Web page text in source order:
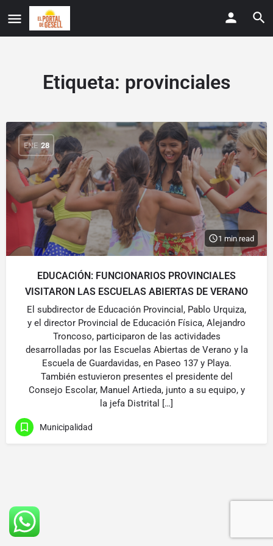
Etiqueta: provinciales
ENE 28
1 min read
EDUCACIÓN: FUNCIONARIOS PROVINCIALES
VISITARON LAS ESCUELAS ABIERTAS DE VERANO
El subdirector de Educación Provincial, Pablo Urquiza,
y el director Provincial de Educación Física, Alejandro
Troncoso, participaron de las actividades
desarrolladas por las Escuelas Abiertas de Verano y la
Escuela de Guardavidas, en Paseo 137 y Playa.
También estuvieron presentes el presidente del
Consejo Escolar, Manuel Artieda, junto a su equipo, y
la jefa Distrital […]
Municipalidad